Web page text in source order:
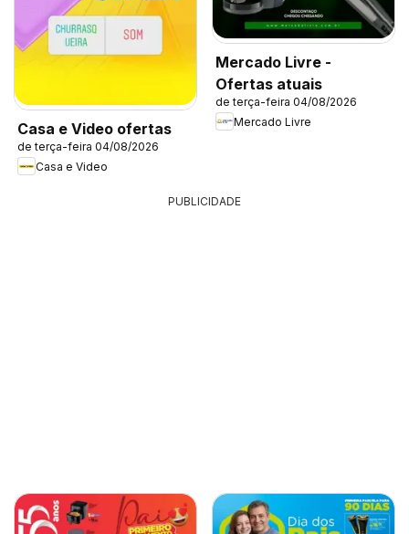
Casa e Video ofertas
de terça-feira 04/08/2026
Casa e Video
Mercado Livre -
Ofertas atuais
de terça-feira 04/08/2026
Mercado Livre
PUBLICIDADE